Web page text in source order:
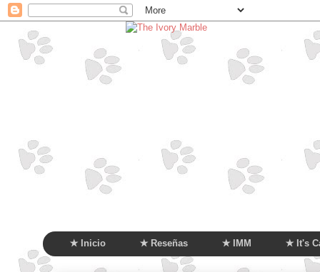
✭ Inicio ✭ Reseñas ✭ IMM ✭ It's